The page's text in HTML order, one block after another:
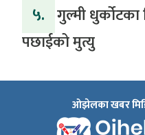
५. गुल्मी
पछाईको मुत्यु
ओझेलका खबर